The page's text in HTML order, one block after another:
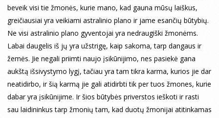
beveik visi tie žmonės, kurie mano, kad gauna mūsų laiškus,
greičiausiai yra veikiami astralinio plano ir jame esančių būtybių.
Ne visi astralinio plano gyventojai yra nedraugiški žmonėms.
Labai daugelis iš jų yra užstrigę, kaip sakoma, tarp dangaus ir
žemės. Jie negali priimti naujo įsikūnijimo, nes pasiekė gana
aukštą išsivystymo lygį, tačiau yra tam tikra karma, kurios jie dar
neatidirbo, ir šią karmą jie gali atidirbti tik per tuos žmones, kurie
dabar yra įsikūnijime. Ir šios būtybės priverstos ieškoti ir rasti
sau laidininkus tarp žmonių tam, kad duotų žmonijai atitinkamas